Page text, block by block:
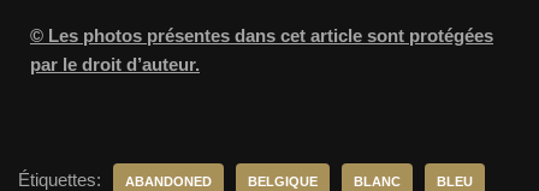
© Les photos présentes dans cet article sont protégées
par le droit d’auteur.
Étiquettes: ABANDONED BELGIQUE BLANC BLEU